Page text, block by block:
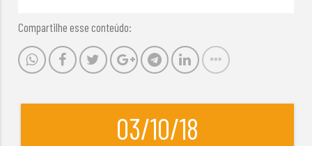
Compartilhe esse conteúdo:
03/10/18